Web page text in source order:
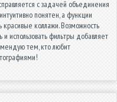
с задачей объединения
понятен, а функции
красивые коллажи. Возможность
и использовать фильтры добавляет
тем, кто любит